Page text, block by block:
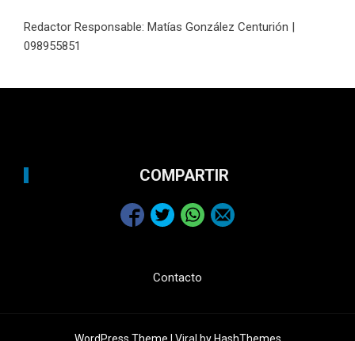
Redactor Responsable: Matías González Centurión |
098955851
COMPARTIR
Contacto
WordPress Theme | Viral by HashThemes